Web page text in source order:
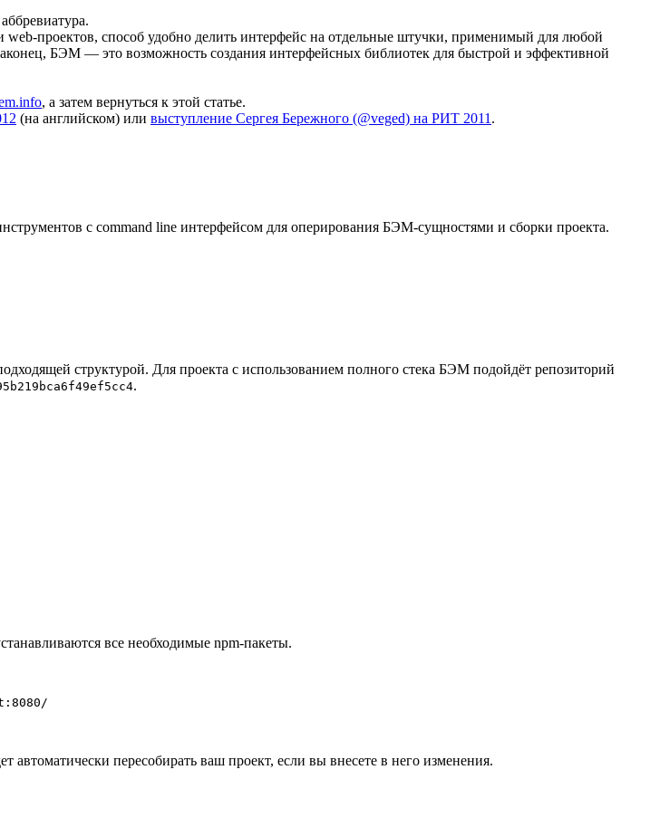
проектов, способ удобно делить интерфейс на отдельные штучки, применимый для любой
БЭМ — это возможность создания интерфейсных библиотек для быстрой и эффективной
, а затем вернуться к этой статье.
(на английском) или выступление Сергея Бережного (@veged) на РИТ 2011 .
с command line интерфейсом для оперирования БЭМ-сущностями и сборки проекта.
структурой. Для проекта с использованием полного стека БЭМ подойдёт репозиторий
.
все необходимые npm-пакеты.
автоматически пересобирать ваш проект, если вы внесете в него изменения.